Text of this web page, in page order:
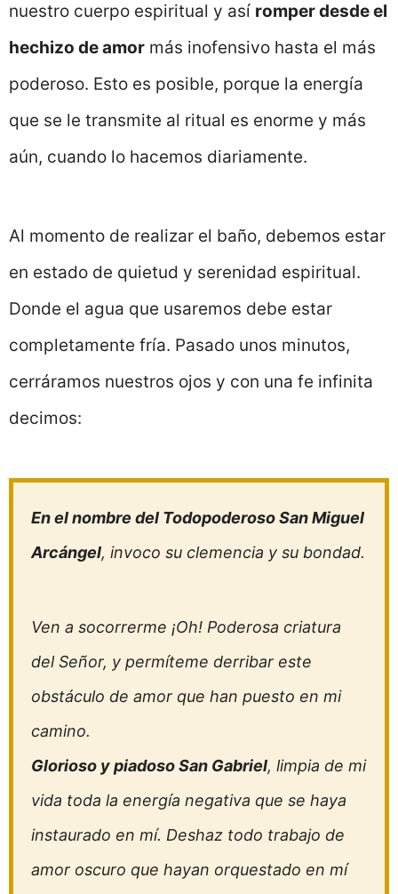
nuestro cuerpo espiritual y así romper desde el
hechizo de amor más inofensivo hasta el más
poderoso. Esto es posible, porque la energía
que se le transmite al ritual es enorme y más
aún, cuando lo hacemos diariamente.
Al momento de realizar el baño, debemos estar
en estado de quietud y serenidad espiritual.
Donde el agua que usaremos debe estar
completamente fría. Pasado unos minutos,
cerráramos nuestros ojos y con una fe infinita
decimos:
En el nombre del Todopoderoso San Miguel
Arcángel, invoco su clemencia y su bondad.
Ven a socorrerme ¡Oh! Poderosa criatura
del Señor, y permíteme derribar este
obstáculo de amor que han puesto en mi
camino.
Glorioso y piadoso San Gabriel, limpia de mi
vida toda la energía negativa que se haya
instaurado en mí. Deshaz todo trabajo de
amor oscuro que hayan orquestado en mí